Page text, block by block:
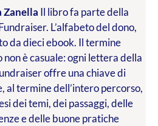
Zanella Il libro fa parte della
L’alfabeto del dono,
da dieci ebook. Il termine
è casuale: ogni lettera della
offre una chiave di
al termine dell’intero percorso,
dei temi, dei passaggi, delle
e delle buone pratiche